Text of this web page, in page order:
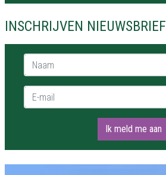
INSCHRIJVEN NIEUWSBRIEF
Naam *
E-mail *
Ik meld me aan